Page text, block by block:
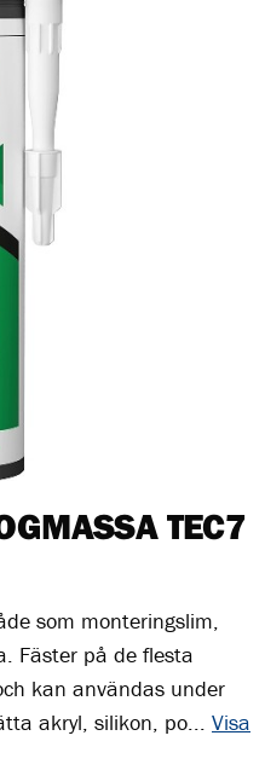
TEC7
som monteringslim,
Fäster på de flesta
kan användas under
akryl, silikon, po... Visa